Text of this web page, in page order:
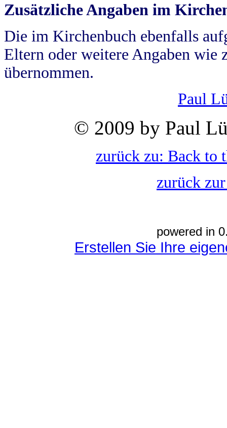
Zusätzliche Angaben im
Die im Kirchenbuch ebenfalls
Eltern oder weitere Angaben wie
übernommen.
Paul
© 2009 by Paul
zurück zu: Back to
zurück
powered in
Erstellen Sie Ihre